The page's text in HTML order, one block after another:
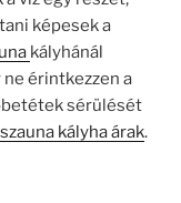
képesek a
kályhánál
érintkezzen a
sérülését
szauna kályha árak.